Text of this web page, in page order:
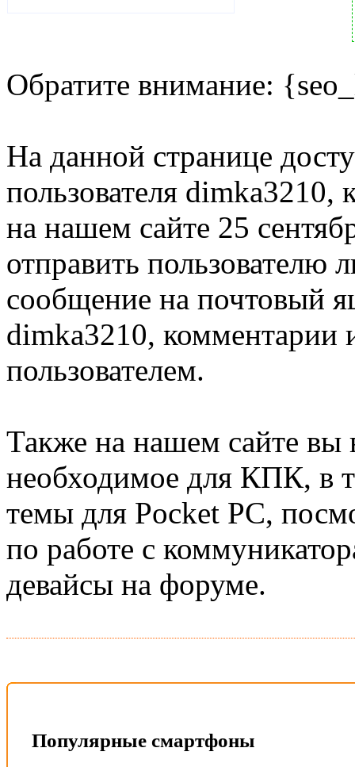
Обратите внимание:
На данной странице
пользователя dimka3210,
на нашем сайте 25
отправить пользователю
сообщение на почтовый
dimka3210, комментарии
пользователем.
Также на нашем сайте вы
необходимое для КПК, в
темы для Pocket PC,
по работе с
девайсы на форуме.
Популярные смартфоны